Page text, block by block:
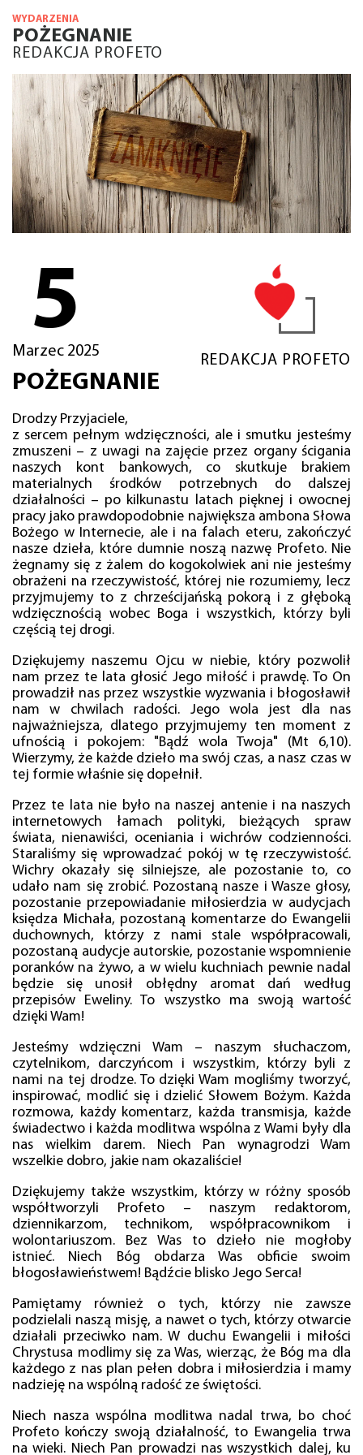
WYDARZENIA
POŻEGNANIE
REDAKCJA PROFETO
5
Marzec 2025
REDAKCJA PROFETO
POŻEGNANIE
Drodzy Przyjaciele,
z sercem pełnym wdzięczności, ale i smutku jesteśmy
zmuszeni – z uwagi na zajęcie przez organy ścigania
naszych kont bankowych, co skutkuje brakiem
materialnych środków potrzebnych do dalszej
działalności – po kilkunastu latach pięknej i owocnej
pracy jako prawdopodobnie największa ambona Słowa
Bożego w Internecie, ale i na falach eteru, zakończyć
nasze dzieła, które dumnie noszą nazwę Profeto. Nie
żegnamy się z żalem do kogokolwiek ani nie jesteśmy
obrażeni na rzeczywistość, której nie rozumiemy, lecz
przyjmujemy to z chrześcijańską pokorą i z głęboką
wdzięcznością wobec Boga i wszystkich, którzy byli
częścią tej drogi.
Dziękujemy naszemu Ojcu w niebie, który pozwolił
nam przez te lata głosić Jego miłość i prawdę. To On
prowadził nas przez wszystkie wyzwania i błogosławił
nam w chwilach radości. Jego wola jest dla nas
najważniejsza, dlatego przyjmujemy ten moment z
ufnością i pokojem: "Bądź wola Twoja" (Mt 6,10).
Wierzymy, że każde dzieło ma swój czas, a nasz czas w
tej formie właśnie się dopełnił.
Przez te lata nie było na naszej antenie i na naszych
internetowych łamach polityki, bieżących spraw
świata, nienawiści, oceniania i wichrów codzienności.
Staraliśmy się wprowadzać pokój w tę rzeczywistość.
Wichry okazały się silniejsze, ale pozostanie to, co
udało nam się zrobić. Pozostaną nasze i Wasze głosy,
pozostanie przepowiadanie miłosierdzia w audycjach
księdza Michała, pozostaną komentarze do Ewangelii
duchownych, którzy z nami stale współpracowali,
pozostaną audycje autorskie, pozostanie wspomnienie
poranków na żywo, a w wielu kuchniach pewnie nadal
będzie się unosił obłędny aromat dań według
przepisów Eweliny. To wszystko ma swoją wartość
dzięki Wam!
Jesteśmy wdzięczni Wam – naszym słuchaczom,
czytelnikom, darczyńcom i wszystkim, którzy byli z
nami na tej drodze. To dzięki Wam mogliśmy tworzyć,
inspirować, modlić się i dzielić Słowem Bożym. Każda
rozmowa, każdy komentarz, każda transmisja, każde
świadectwo i każda modlitwa wspólna z Wami były dla
nas wielkim darem. Niech Pan wynagrodzi Wam
wszelkie dobro, jakie nam okazaliście!
Dziękujemy także wszystkim, którzy w różny sposób
współtworzyli Profeto – naszym redaktorom,
dziennikarzom, technikom, współpracownikom i
wolontariuszom. Bez Was to dzieło nie mogłoby
istnieć. Niech Bóg obdarza Was obficie swoim
błogosławieństwem! Bądźcie blisko Jego Serca!
Pamiętamy również o tych, którzy nie zawsze
podzielali naszą misję, a nawet o tych, którzy otwarcie
działali przeciwko nam. W duchu Ewangelii i miłości
Chrystusa modlimy się za Was, wierząc, że Bóg ma dla
każdego z nas plan pełen dobra i miłosierdzia i mamy
nadzieję na wspólną radość ze świętości.
Niech nasza wspólna modlitwa nadal trwa, bo choć
Profeto kończy swoją działalność, to Ewangelia trwa
na wieki. Niech Pan prowadzi nas wszystkich dalej, ku